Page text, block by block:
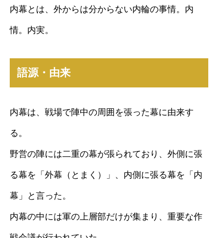
内幕とは、外からは分からない内輪の事情。内
情。内実。
語源・由来
内幕は、戦場で陣中の周囲を張った幕に由来す
る。
野営の陣には二重の幕が張られており、外側に張
る幕を「外幕（とまく）」、内側に張る幕を「内
幕」と言った。
内幕の中には軍の上層部だけが集まり、重要な作